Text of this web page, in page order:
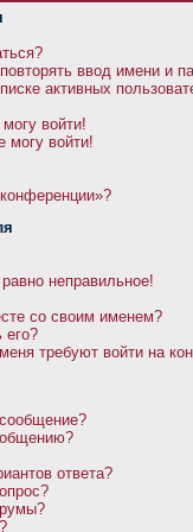
ввод имени и
активных
войти!
могу войти!
неправильное!
со своим именем?
его?
требуют войти на
ответа?